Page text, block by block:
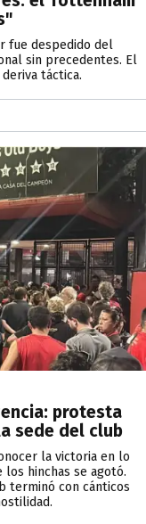
fue despedido del
sin precedentes. El
táctica.
protesta
sede del club
la victoria en lo
los hinchas se agotó.
terminó con cánticos